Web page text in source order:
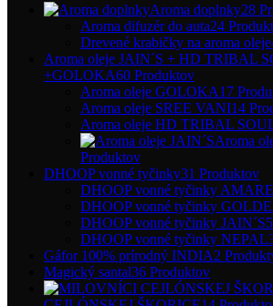
Aroma doplnky28
Aroma difuzér do auta24
Drevené krabičky na aroma oleje
Aroma oleje JAIN´S + HD TRIBAL
+GOLOKA60 Produktov
Aroma oleje GOLOKA17
Aroma oleje SREE VANI14
Aroma oleje HD TRIBAL
Aroma
Produktov
DHOOP vonné tyčinky31 Produktov
DHOOP vonné tyčinky
DHOOP vonné tyčinky
DHOOP vonné tyčinky JAIN´S
DHOOP vonné tyčinky NEPAL
Gáfor 100% prírodný INDIA2
Magický santal36 Produktov